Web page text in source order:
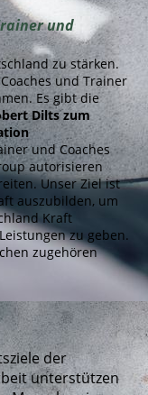
und
zu stärken.
und Trainer
Es gibt die
Dilts zum
und Coaches
autorisieren
Unser Ziel ist
auszubilden, um
Kraft
zu geben.
zugehören
der
unterstützen